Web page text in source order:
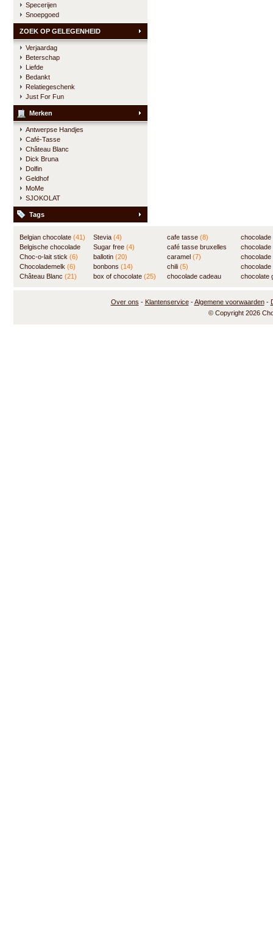
Specerijen
Snoepgoed
ZOEK OP GELEGENHEID
Verjaardag
Beterschap
Liefde
Bedankt
Relatiegeschenk
Just For Fun
Merken
Antwerpse Handjes
Café-Tasse
Château Blanc
Dick Bruna
Dolfin
Geldhof
MoMe
SJOKOLAT
Tags
Belgian chocolate (41)
Belgische chocolade
(84)
Choc-o-lait stick (6)
Chocolademelk (6)
Château Blanc (21)
Stevia (4)
Sugar free (4)
ballotin (20)
bonbons (14)
box of chocolate (25)
cafe tasse (8)
café tasse bruxelles
(8)
caramel (7)
chili (5)
chocolade cadeau
(7)
chocolate
Over ons - Klantenservice-Algemene voorwaarden-
© Copyright 2026